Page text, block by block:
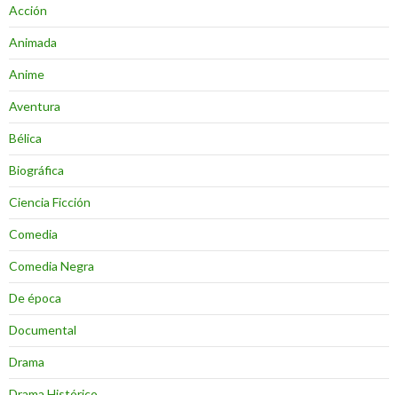
Acción
Animada
Anime
Aventura
Bélica
Biográfica
Ciencia Ficción
Comedia
Comedia Negra
De época
Documental
Drama